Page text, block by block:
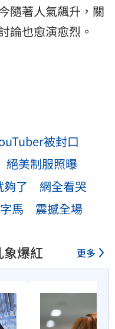
隨著人氣飆升，關
論也愈演愈烈。
被封口
美制服照曝
夠了 網全看哭
字馬 震撼全場
象爆紅 更多